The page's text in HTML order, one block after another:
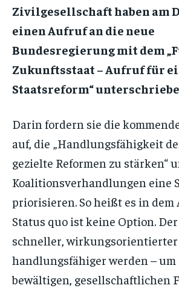
Zivilgesellschaft haben am
einen Aufruf an die neue
Bundesregierung mit dem
Zukunftsstaat – Aufruf für
Staatsreform“
Darin fordern sie die
auf, die „Handlungsfähigkeit
gezielte Reformen zu stärken“
Koalitionsverhandlungen eine
priorisieren. So heißt es in dem
Status quo ist keine Option.
schneller,
handlungsfähiger werden – um
bewältigen, gesellschaftlichen